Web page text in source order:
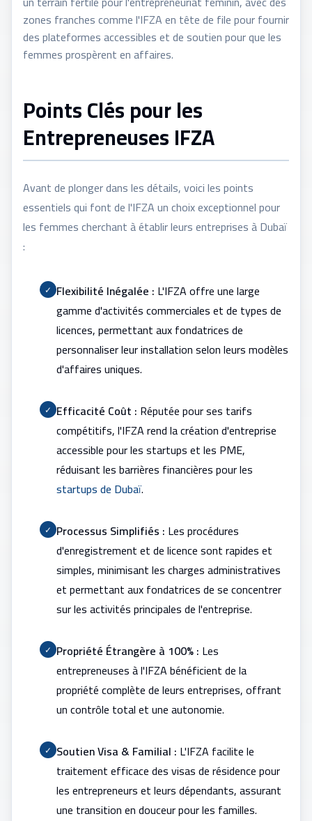
zones franches comme l'IFZA en tête de file pour fournir
des plateformes accessibles et de soutien pour que les
femmes prospèrent en affaires.
Points Clés pour les
Entrepreneuses IFZA
Avant de plonger dans les détails, voici les points
essentiels qui font de l'IFZA un choix exceptionnel pour
les femmes cherchant à établir leurs entreprises à Dubaï
:
✓ Flexibilité Inégalée : L'IFZA offre une large
gamme d'activités commerciales et de types de
licences, permettant aux fondatrices de
personnaliser leur installation selon leurs modèles
d'affaires uniques.
✓ Efficacité Coût : Réputée pour ses tarifs
compétitifs, l'IFZA rend la création d'entreprise
accessible pour les startups et les PME,
réduisant les barrières financières pour les
startups de Dubaï.
✓ Processus Simplifiés : Les procédures
d'enregistrement et de licence sont rapides et
simples, minimisant les charges administratives
et permettant aux fondatrices de se concentrer
sur les activités principales de l'entreprise.
✓ Propriété Étrangère à 100% : Les
entrepreneuses à l'IFZA bénéficient de la
propriété complète de leurs entreprises, offrant
un contrôle total et une autonomie.
✓ Soutien Visa & Familial : L'IFZA facilite le
traitement efficace des visas de résidence pour
les entrepreneurs et leurs dépendants, assurant
une transition en douceur pour les familles.